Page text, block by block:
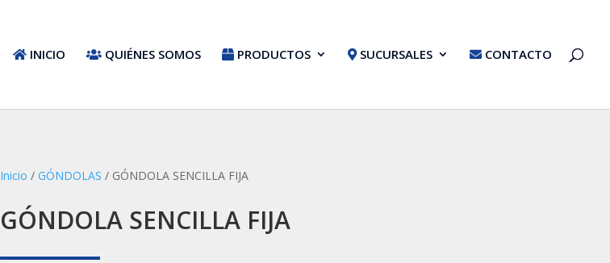
INICIO QUIÉNES SOMOS PRODUCTOS SUCURSALES CONTACTO
Inicio /GÓNDOLAS / GÓNDOLA SENCILLA FIJA
GÓNDOLA SENCILLA FIJA